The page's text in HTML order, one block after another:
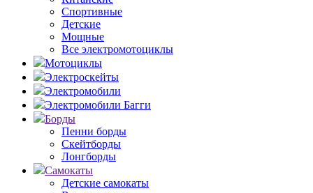
Спортивные
Детские
Мощные
Все электромотоциклы
Мотоциклы
Электроскейты
Электромобили
Электромобили Багги
Борды
Пенни борды
Скейтборды
Лонгборды
Самокаты
Детские самокаты